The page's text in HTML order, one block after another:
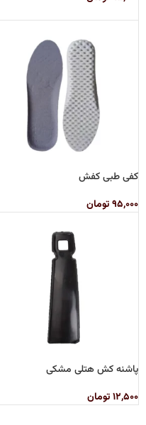
کفی طبی کفش
۹۵,۰۰۰تومان
پاشنه کش هتلی مشکی
۱۲,۵۰۰تومان